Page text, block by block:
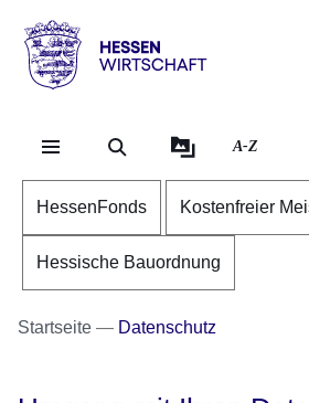
Hessen
Wirtschaft
A-Z
HessenFonds Kostenfreier
Hessische Bauordnung
Startseite Datenschutz